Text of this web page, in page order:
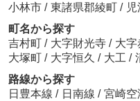
小林市 / 東諸県郡綾町 / 児
町名から探す
吉村町 / 大字財光寺 / 大字
大塚町 / 大字恒久 / 大工 /
路線から探す
日豊本線 / 日南線 / 宮崎空